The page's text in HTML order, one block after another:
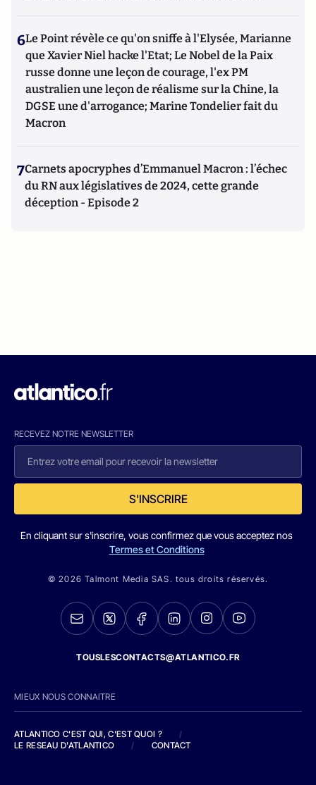
6Le Point révèle ce qu'on sniffe à l'Elysée, Marianne
que Xavier Niel hacke l'Etat; Le Nobel de la Paix
russe donne une leçon de courage, l'ex PM
australien une leçon de réalisme sur la Chine, la
DGSE une d'arrogance; Marine Tondelier fait du
Macron
7Carnets apocryphes d’Emmanuel Macron : l’échec
du RN aux législatives de 2024, cette grande
déception - Episode 2
RECEVEZ NOTRE NEWSLETTER
S'INSCRIRE
En cliquant sur s'inscrire, vous confirmez que vous acceptez nos
Termes et Conditions
© 2026 Talmont Media SAS. tous droits réservés.
TOUSLESCONTACTS@ATLANTICO.FR
MIEUX NOUS CONNAITRE
ATLANTICO C'EST QUI, C'EST QUOI ?
/
LE RESEAU D'ATLANTICO
/ CONTACT